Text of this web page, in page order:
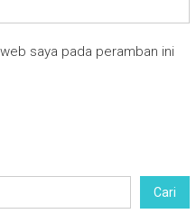
saya pada peramban ini
Cari